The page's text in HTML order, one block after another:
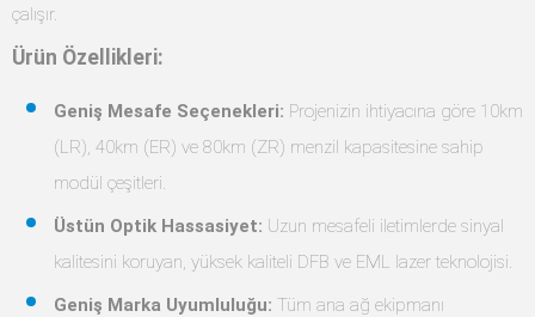
çalışır.
Ürün Özellikleri:
Geniş Mesafe Seçenekleri: Projenizin ihtiyacına göre 10km
(LR), 40km (ER) ve 80km (ZR) menzil kapasitesine sahip
modül çeşitleri.
Üstün Optik Hassasiyet: Uzun mesafeli iletimlerde sinyal
kalitesini koruyan, yüksek kaliteli DFB ve EML lazer teknolojisi.
Geniş Marka Uyumluluğu: Tüm ana ağ ekipmanı